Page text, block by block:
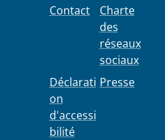
Contact
Déclarati
on
d'accessi
bilité
Charte
des
réseaux
sociaux
Presse